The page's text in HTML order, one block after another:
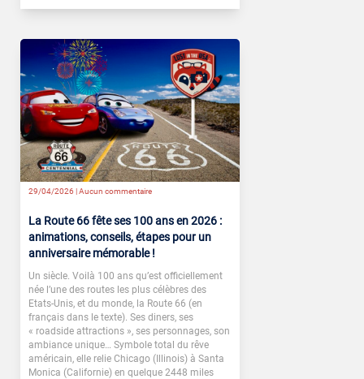
29/04/2026 |Aucun commentaire
La Route 66 fête ses 100 ans en 2026 :
animations, conseils, étapes pour un
anniversaire mémorable !
Un siècle. Voilà 100 ans qu’est officiellement
née l’une des routes les plus célèbres des
Etats-Unis, et du monde, la Route 66 (en
français dans le texte). Ses diners, ses
« roadside attractions », ses personnages, son
ambiance unique… Symbole total du rêve
américain, elle relie Chicago (Illinois) à Santa
Monica (Californie) en quelque 2448 miles